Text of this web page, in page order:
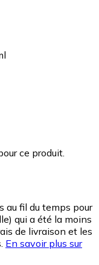
ce produit.
au fil du temps pour
qui a été la moins
de livraison et les
En savoir plus sur